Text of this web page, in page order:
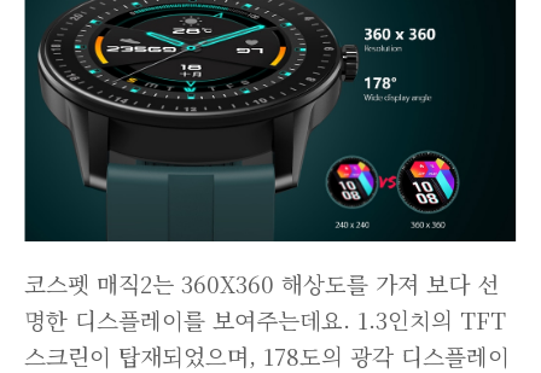
코스펫 매직2는 360X360 해상도를 가져 보다 선
명한 디스플레이를 보여주는데요. 1.3인치의 TFT
스크린이 탑재되었으며, 178도의 광각 디스플레이